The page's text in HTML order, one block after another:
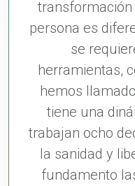
transformación
persona es
se
herramientas,
hemos llamado
tiene una
trabajan ocho
la sanidad y
fundamento